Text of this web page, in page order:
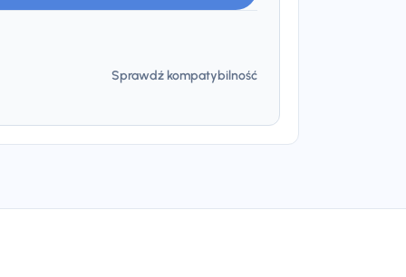
Sprawdź kompatybilność